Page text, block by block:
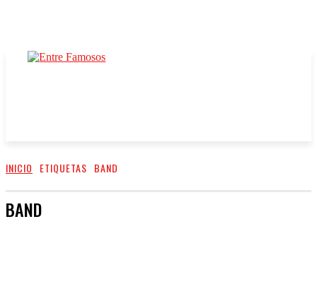
INICIO ETIQUETAS BAND
BAND